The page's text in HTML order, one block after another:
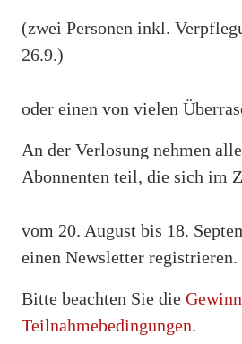
(zwei Personen inkl.
26.9.)
oder einen von vielen
An der Verlosung nehmen
Abonnenten teil, die sich im
vom 20. August bis 18.
einen Newsletter registrieren.
Bitte beachten Sie die
Teilnahmebedingungen.